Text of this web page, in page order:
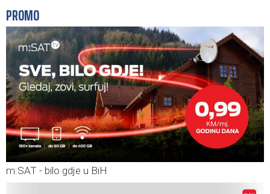
PROMO
m:SAT - bilo gdje u BiH